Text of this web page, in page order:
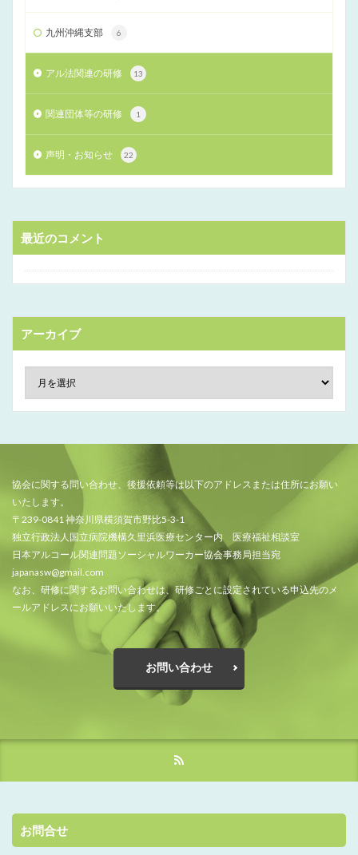
九州沖縄支部 6
アル法関連の研修 13
関連団体等の研修 1
声明・お知らせ 22
最近のコメント
アーカイブ
協会に関する問い合わせ、後援依頼等は以下のアドレスまたは住所にお願い
いたします。
〒239-0841 神奈川県横須賀市野比5-3-1
独立行政法人国立病院機構久里浜医療センター内 医療福祉相談室
日本アルコール関連問題ソーシャルワーカー協会事務局担当宛
japanasw@gmail.com
なお、研修に関するお問い合わせは、研修ごとに設定されている申込先のメ
ールアドレスにお願いいたします。
お問い合わせ
お問合せ